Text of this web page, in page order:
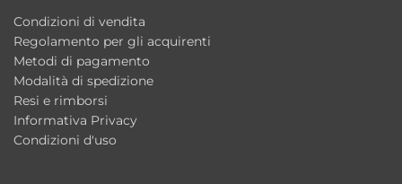
Sì, è disponibile nelle finiture Bianco e
Bianco Matt.
Il lavabo può essere installato sospeso?
Sì, può essere installato sia sospeso che da
Condizioni di vendita
Regolamento per gli acquirenti
Metodi di pagamento
Modalità di spedizione
Resi e rimborsi
Informativa Privacy
Condizioni d'uso